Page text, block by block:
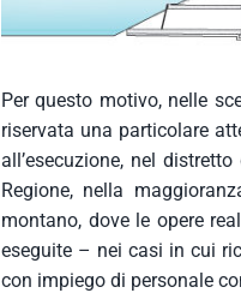
Per questo motivo, nelle
riservata una particolare
all’esecuzione, nel
Regione, nella
montano, dove le opere
eseguite – nei casi in cui
con impiego di personale